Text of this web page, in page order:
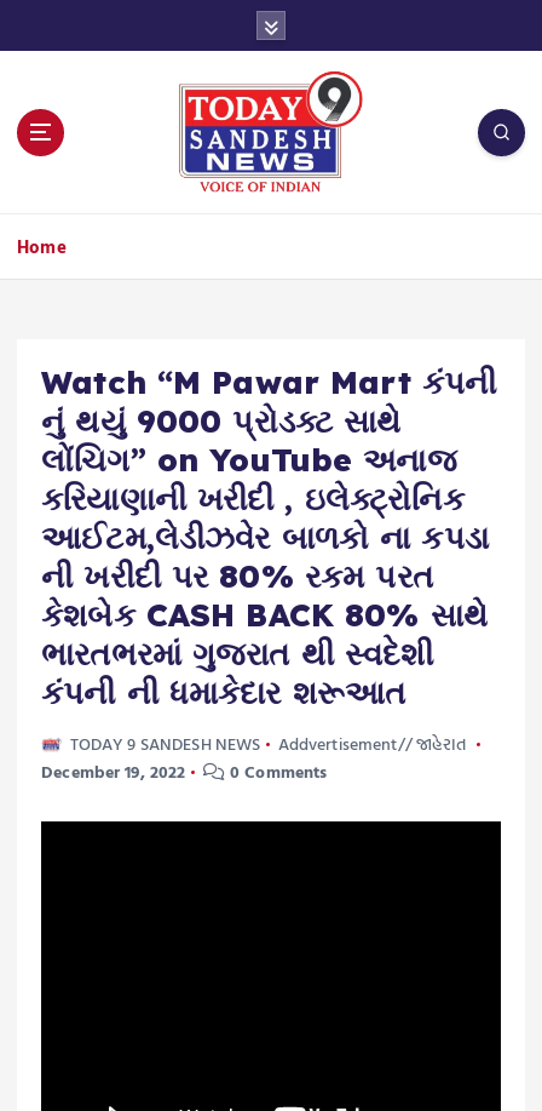
Home
Watch “M Pawar Mart કંપની
નું થયું 9000 પ્રોડક્ટ સાથે
લોંચિગ” on YouTube અનાજ
કરિયાણાની ખરીદી , ઇલેક્ટ્રોનિક
આઈટમ,લેડીઝવેર બાળકો ના કપડા
ની ખરીદી પર 80% રકમ પરત
કેશબેક CASH BACK 80% સાથે
ભારતભરમાં ગુજરાત થી સ્વદેશી
કંપની ની ધમાકેદાર શરૂઆત
TODAY 9 SANDESH NEWS
Addvertisement// જાહેરાત
December 19, 2022
0 Comments